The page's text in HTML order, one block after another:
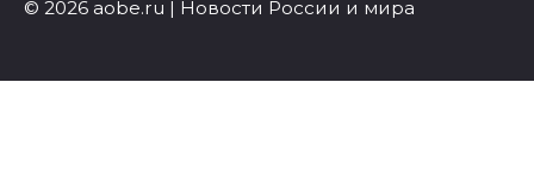
© 2026 aobe.ru | Новости России и мира